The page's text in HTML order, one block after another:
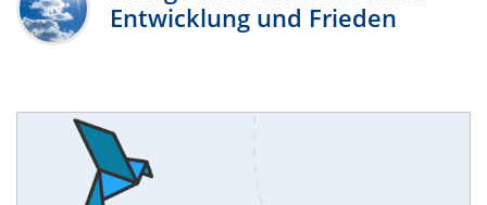
Entwicklung und Frieden